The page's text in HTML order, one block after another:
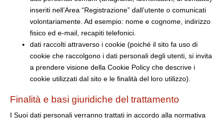
inseriti nell’Area “Registrazione” dall’utente o comunicati
volontariamente. Ad esempio: nome e cognome, indirizzo
fisico ed e-mail, recapiti telefonici.
dati raccolti attraverso i cookie (poiché il sito fa uso di
cookie che raccolgono i dati personali degli utenti, si invita
a prendere visione della Cookie Policy che descrive i
cookie utilizzati dal sito e le finalità del loro utilizzo).
Finalità e basi giuridiche del trattamento
I Suoi dati personali verranno trattati in accordo alla normativa